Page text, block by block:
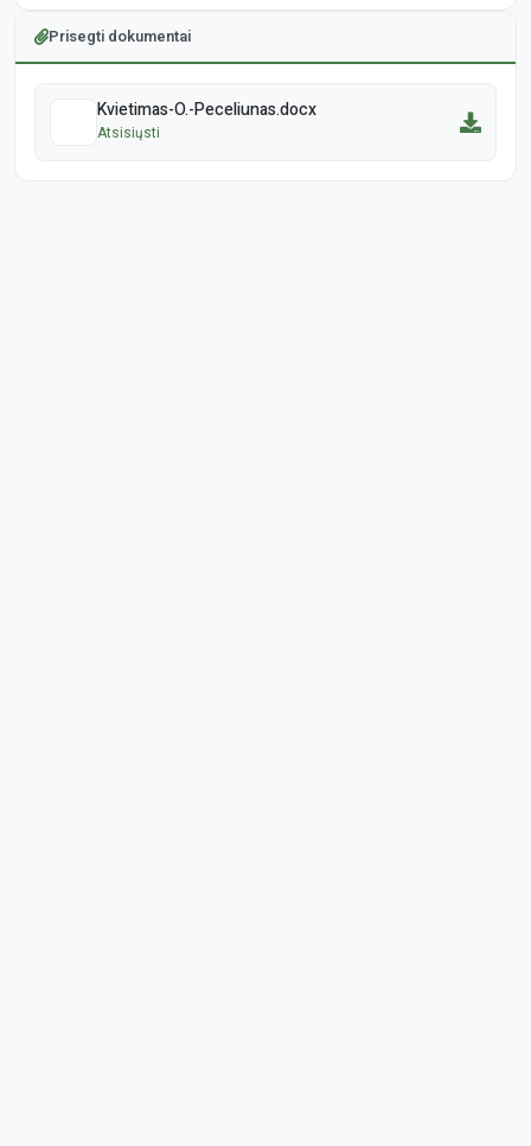
Prisegti dokumentai
Kvietimas-O.-Peceliunas.docx
Atsisiųsti